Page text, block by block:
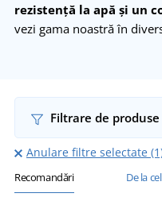
rezistență la apă și un
vezi gama noastră în
Filtrare de produse
Anulare filtre selectate
Recomandări De la